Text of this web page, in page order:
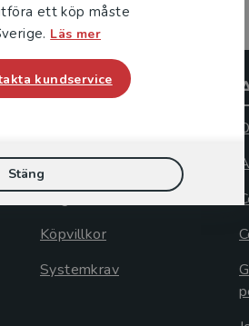
ett köp måste
Läs mer
kundservice
Stäng
Kundservice
046-31 21 00
Köpvillkor
Systemkrav